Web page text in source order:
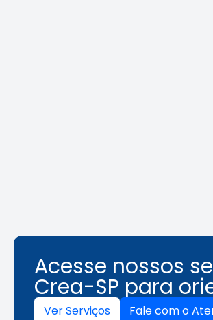
Acesse nossos
Crea-SP para
Ver Serviços Fale com o